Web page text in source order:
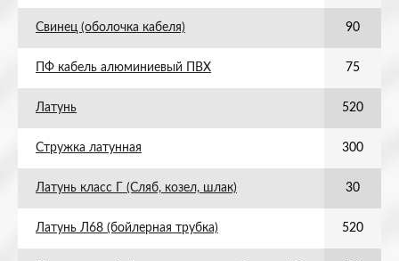
Свинец (оболочка кабеля) 90
ПФ кабель алюминиевый ПВХ 75
Латунь 520
Стружка латунная 300
Латунь класс Г (Сляб, козел, шлак) 30
Латунь Л68 (бойлерная трубка) 520